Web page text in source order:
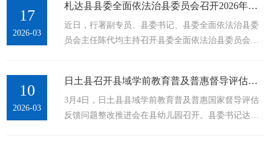
里地区日土县西部，海拔约4368米，是一处高原淡水
湖遗址。1992年，西藏文物普查时由霍巍、李永宪等
人发现并报道，因采集物中包括“手斧”而备受关注。
17
2026-03
札达县县委全面依法治县委员会召开2026年第1次会议暨2025年度述法会议
近日，行署副专员、县委书记、县委全面依法治县委
员会主任陈代均主持召开县委全面依法治县委员会
法治国工作条例》，传达学习王君正书记在自治区党
委全面依法治藏工作会议上的讲话精神和地委全面依
法治地委员会2026年第1次会议暨2025年度述法述职会
10
2026-03
日土县召开县域学前教育普及普惠督导评估整改工作推进会
3月4日，日土县县域学前教育普及普惠国家督导评估
反馈问题整改推进会在县幼儿园召开。县委书记达瓦